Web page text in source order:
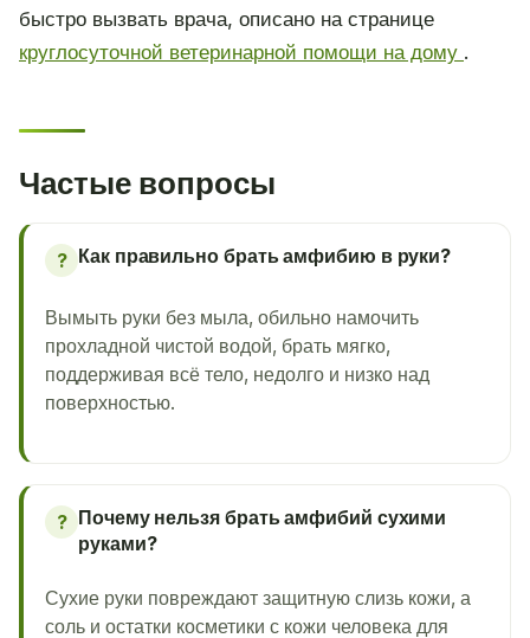
быстро вызвать врача, описано на странице
круглосуточной ветеринарной помощи на дому .
Частые вопросы
? Как правильно брать амфибию в руки?
Вымыть руки без мыла, обильно намочить
прохладной чистой водой, брать мягко,
поддерживая всё тело, недолго и низко над
поверхностью.
? Почему нельзя брать амфибий сухими
руками?
Сухие руки повреждают защитную слизь кожи, а
соль и остатки косметики с кожи человека для